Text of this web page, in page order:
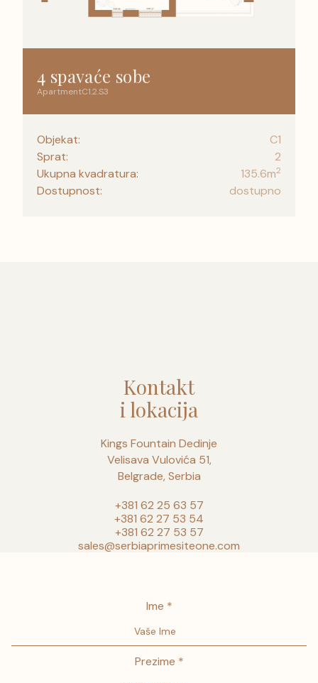
4 spavaće sobe
ApartmentC1.2.S3
Objekat:
C1
Sprat:
2
Ukupna kvadratura:
135.6m2
Dostupnost: dostupno
Kontakt
i lokacija
Kings Fountain Dedinje
Velisava Vulovića 51,
Belgrade, Serbia
+381 62 25 63 57
+381 62 27 53 54
+381 62 27 53 57
sales@serbiaprimesiteone.com
Ime *
Prezime *